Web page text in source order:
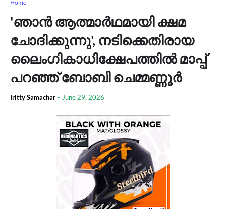
Home
'ഞാൻ ആത്മാർഥമായി ക്ഷമ
ചോദിക്കുന്നു', നടിക്കെതിരായ
ലൈംഗികാധിക്ഷേപത്തില്‍ മാപ്പ്
പറഞ്ഞ് ബോബി ചെമ്മണ്ണൂർ
Iritty Samachar - June 29, 2026